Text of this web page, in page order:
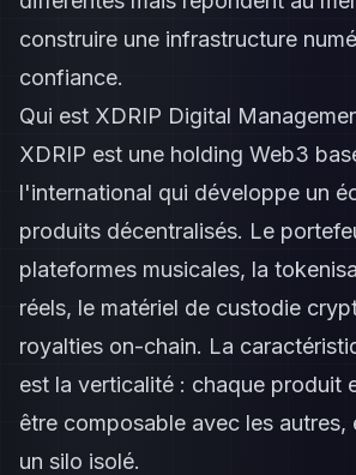
construire une infrastructure
confiance.
Qui est XDRIP Digital
XDRIP est une holding Web3
l'international qui développe un
produits décentralisés. Le
plateformes musicales, la
réels, le matériel de custodie
royalties on-chain. La
est la verticalité : chaque produit
être composable avec les autres,
un silo isolé.